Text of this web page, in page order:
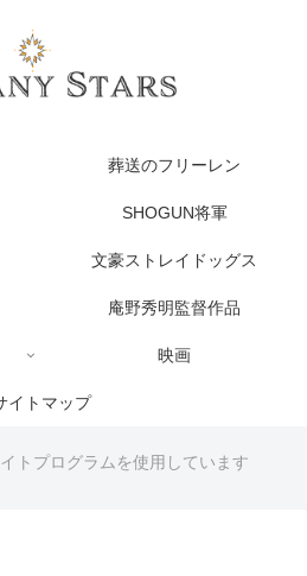
葬送のフリーレン
SHOGUN将軍
文豪ストレイドッグス
庵野秀明監督作品
映画
イトマップ
トプログラムを使用しています